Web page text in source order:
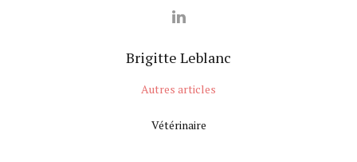
Brigitte Leblanc
Autres articles
Vétérinaire